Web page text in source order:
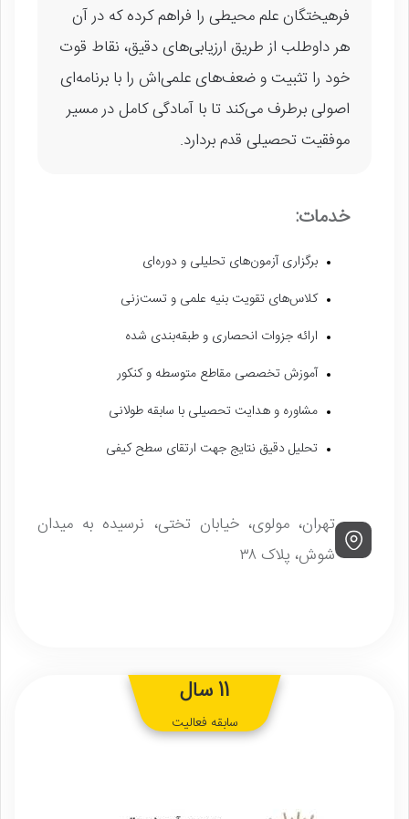
فرهیختگان علم محیطی را فراهم کرده که در آن
هر داوطلب از طریق ارزیابی‌های دقیق، نقاط قوت
خود را تثبیت و ضعف‌های علمی‌اش را با برنامه‌ای
اصولی برطرف می‌کند تا با آمادگی کامل در مسیر
موفقیت تحصیلی قدم بردارد.
خدمات:
برگزاری آزمون‌های تحلیلی و دوره‌ای
کلاس‌های تقویت بنیه علمی و تست‌زنی
ارائه جزوات انحصاری و طبقه‌بندی شده
آموزش تخصصی مقاطع متوسطه و کنکور
مشاوره و هدایت تحصیلی با سابقه طولانی
تحلیل دقیق نتایج جهت ارتقای سطح کیفی
تهران، مولوی، خیابان تختی، نرسیده به میدان
شوش، پلاک ۳۸
11 سال
سابقه فعالیت